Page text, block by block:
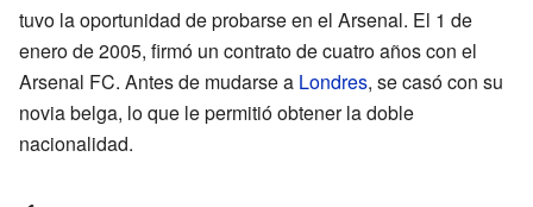
tuvo la oportunidad de probarse en el Arsenal. El 1 de
enero de 2005, firmó un contrato de cuatro años con el
Arsenal FC. Antes de mudarse a Londres, se casó con su
novia belga, lo que le permitió obtener la doble
nacionalidad.